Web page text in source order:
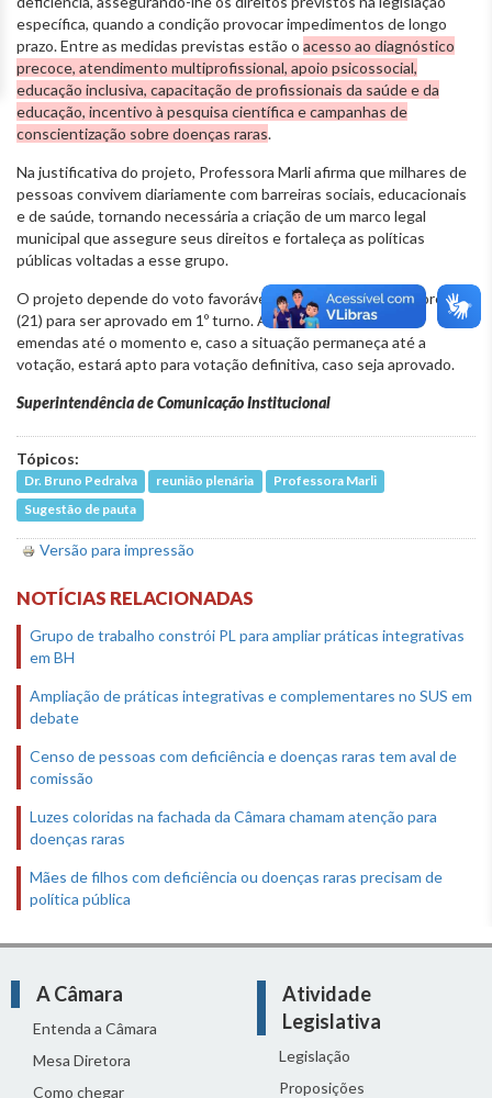
específica, quando a condição provocar impedimentos de longo
prazo. Entre as medidas previstas estão o acesso ao diagnóstico
precoce, atendimento multiprofissional, apoio psicossocial,
educação inclusiva, capacitação de profissionais da saúde e da
educação, incentivo à pesquisa científica e campanhas de
conscientização sobre doenças raras.
Na justificativa do projeto, Professora Marli afirma que milhares de
pessoas convivem diariamente com barreiras sociais, educacionais
e de saúde, tornando necessária a criação de um marco legal
municipal que assegure seus direitos e fortaleça as políticas
públicas voltadas a esse grupo.
O projeto depende do voto favorável da maioria dos vereadores
(21) para ser aprovado em 1º turno. A proposta não recebeu
emendas até o momento e, caso a situação permaneça até a
votação, estará apto para votação definitiva, caso seja aprovado.
Superintendência de Comunicação Institucional
Tópicos:
Dr. Bruno Pedralva reunião plenária
Professora Marli
Sugestão de pauta
Versão para impressão
NOTÍCIAS RELACIONADAS
Grupo de trabalho constrói PL para ampliar práticas integrativas
em BH
Ampliação de práticas integrativas e complementares no SUS em
debate
Censo de pessoas com deficiência e doenças raras tem aval de
comissão
Luzes coloridas na fachada da Câmara chamam atenção para
doenças raras
Mães de filhos com deficiência ou doenças raras precisam de
política pública
A Câmara
Entenda a Câmara
Mesa Diretora
Como chegar
Atividade
Legislativa
Legislação
Proposições